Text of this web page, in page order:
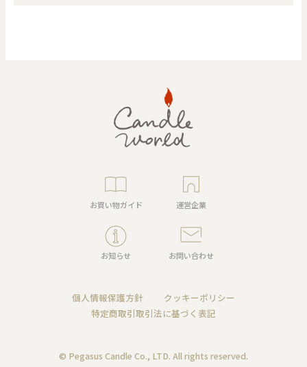
お買い物ガイド 運営企業
お知らせ お問い合わせ
個人情報保護方針
クッキーポリシー
特定商取引取引法に基づく表記
© Pegasus Candle Co., LTD. All rights reserved.